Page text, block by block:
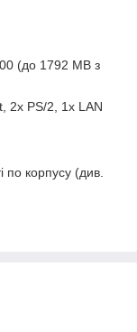
(до 1792 MB з
2x PS/2, 1х LAN
по корпусу (див.